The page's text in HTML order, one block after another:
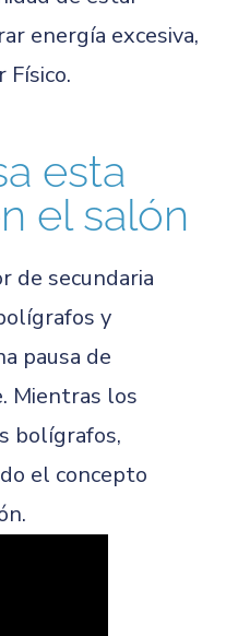
energía excesiva,
esta
el salón
de secundaria
y
pausa de
Mientras los
bolígrafos,
el concepto